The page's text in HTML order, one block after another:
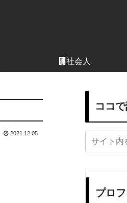
社会人
2021.12.05
ココ
プロ